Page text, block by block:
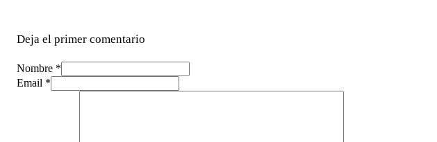
Deja el primer comentario
Nombre *
Email *